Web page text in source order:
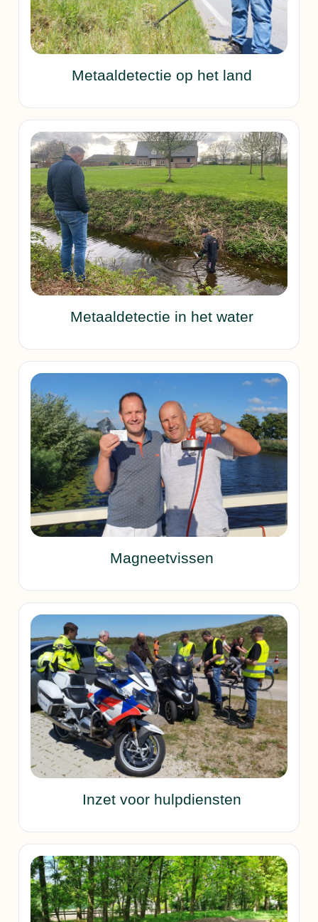
Metaaldetectie op het land
Metaaldetectie in het water
Magneetvissen
Inzet voor hulpdiensten